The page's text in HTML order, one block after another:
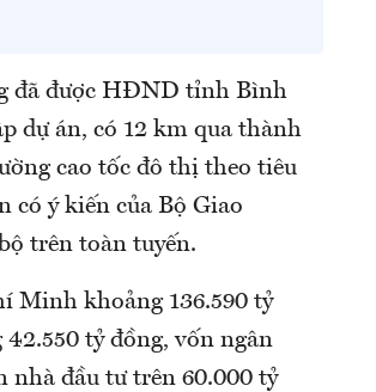
đã được HĐND tỉnh Bình
dự án, có 12 km qua thành
cao tốc đô thị theo tiêu
có ý kiến của Bộ Giao
trên toàn tuyến.
Minh khoảng 136.590 tỷ
tỷ đồng, vốn ngân
nhà đầu tư trên 60.000 tỷ